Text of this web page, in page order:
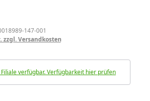
147-001
zzgl. Versandkosten
verfügbar. Verfügbarkeit hier prüfen